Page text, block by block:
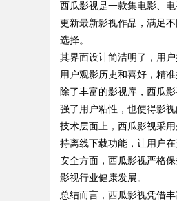
uz
!
西瓜影视是一款集电影、
更新最新影视作品，满足
选择。
其界面设计简洁明了，用
用户观影历史和喜好，精
除了丰富的影视库，西瓜
强了用户粘性，也使得影
技术层面上，西瓜影视采
持离线下载功能，让用户
安全方面，西瓜影视严格
影视行业健康发展。
总结而言，西瓜影视凭借